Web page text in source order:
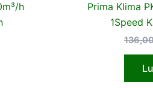
h
Prima Klima
1Speed